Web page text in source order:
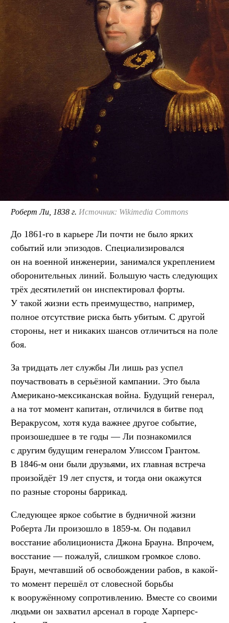
Роберт Ли, 1838 г. Источник: Wikimedia Commons
До 1861-го в карьере Ли почти не было ярких
событий или эпизодов. Специализировался
он на военной инженерии, занимался укреплением
оборонительных линий. Большую часть следующих
трёх десятилетий он инспектировал форты.
У такой жизни есть преимущество, например,
полное отсутствие риска быть убитым. С другой
стороны, нет и никаких шансов отличиться на поле
боя.
За тридцать лет службы Ли лишь раз успел
поучаствовать в серьёзной кампании. Это была
Американо-мексиканская война. Будущий генерал,
а на тот момент капитан, отличился в битве под
Веракрусом, хотя куда важнее другое событие,
произошедшее в те годы — Ли познакомился
с другим будущим генералом Улиссом Грантом.
В 1846-м они были друзьями, их главная встреча
произойдёт 19 лет спустя, и тогда они окажутся
по разные стороны баррикад.
Следующее яркое событие в будничной жизни
Роберта Ли произошло в 1859-м. Он подавил
восстание аболициониста Джона Брауна. Впрочем,
восстание — пожалуй, слишком громкое слово.
Браун, мечтавший об освобождении рабов, в какой-
то момент перешёл от словесной борьбы
к вооружённому сопротивлению. Вместе со своими
людьми он захватил арсенал в городе Харперс-